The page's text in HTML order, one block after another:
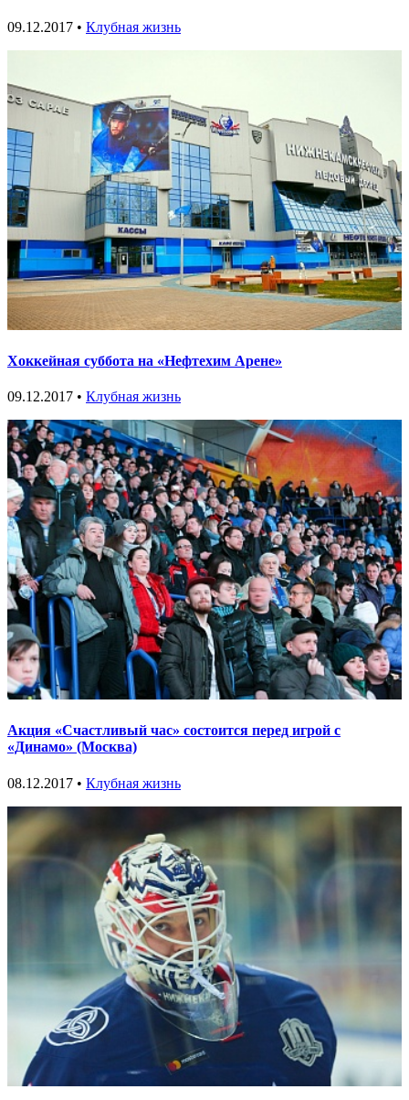
09.12.2017 • Клубная жизнь
Хоккейная суббота на «Нефтехим Арене»
09.12.2017 • Клубная жизнь
Акция «Счастливый час» состоится перед игрой с
«Динамо» (Москва)
08.12.2017 • Клубная жизнь